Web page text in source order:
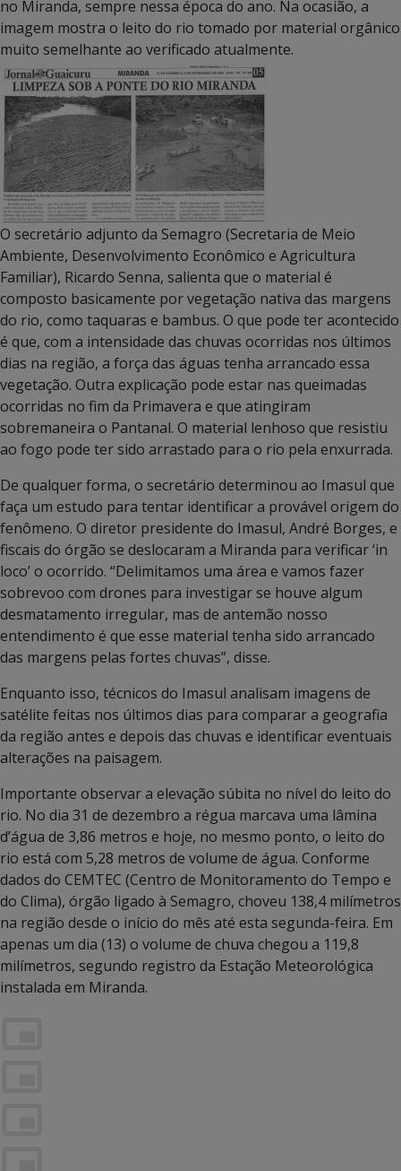
no Miranda, sempre nessa época do ano. Na ocasião, a
imagem mostra o leito do rio tomado por material orgânico
muito semelhante ao verificado atualmente.
O secretário adjunto da Semagro (Secretaria de Meio
Ambiente, Desenvolvimento Econômico e Agricultura
Familiar), Ricardo Senna, salienta que o material é
composto basicamente por vegetação nativa das margens
do rio, como taquaras e bambus. O que pode ter acontecido
é que, com a intensidade das chuvas ocorridas nos últimos
dias na região, a força das águas tenha arrancado essa
vegetação. Outra explicação pode estar nas queimadas
ocorridas no fim da Primavera e que atingiram
sobremaneira o Pantanal. O material lenhoso que resistiu
ao fogo pode ter sido arrastado para o rio pela enxurrada.
De qualquer forma, o secretário determinou ao Imasul que
faça um estudo para tentar identificar a provável origem do
fenômeno. O diretor presidente do Imasul, André Borges, e
fiscais do órgão se deslocaram a Miranda para verificar ‘in
loco’ o ocorrido. “Delimitamos uma área e vamos fazer
sobrevoo com drones para investigar se houve algum
desmatamento irregular, mas de antemão nosso
entendimento é que esse material tenha sido arrancado
das margens pelas fortes chuvas”, disse.
Enquanto isso, técnicos do Imasul analisam imagens de
satélite feitas nos últimos dias para comparar a geografia
da região antes e depois das chuvas e identificar eventuais
alterações na paisagem.
Importante observar a elevação súbita no nível do leito do
rio. No dia 31 de dezembro a régua marcava uma lâmina
d’água de 3,86 metros e hoje, no mesmo ponto, o leito do
rio está com 5,28 metros de volume de água. Conforme
dados do CEMTEC (Centro de Monitoramento do Tempo e
do Clima), órgão ligado à Semagro, choveu 138,4 milímetros
na região desde o início do mês até esta segunda-feira. Em
apenas um dia (13) o volume de chuva chegou a 119,8
milímetros, segundo registro da Estação Meteorológica
instalada em Miranda.